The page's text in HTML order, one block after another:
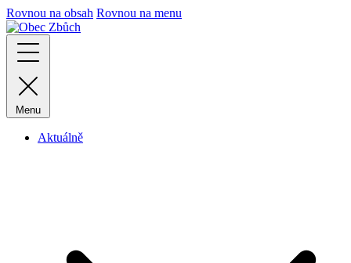
Rovnou na obsah Rovnou na menu
Menu
Aktuálně